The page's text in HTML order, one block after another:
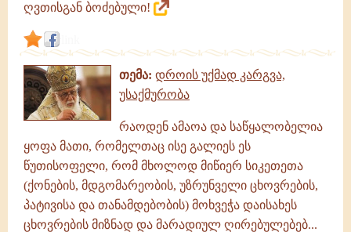
ღვთისგან ბოძებული!
თემა: დროის უქმად კარგვა,
უსაქმურობა
რაოდენ ამაოა და საწყალობელია
ყოფა მათი, რომელთაც ისე გალიეს ეს
წუთისოფელი, რომ მხოლოდ მიწიერ სიკეთეთა
(ქონების, მდგომარეობის, უზრუნველი ცხოვრების,
პატივისა და თანამდებობის) მოხვეჭა დაისახეს
ცხოვრების მიზნად და მარადიულ ღირებულებებ...